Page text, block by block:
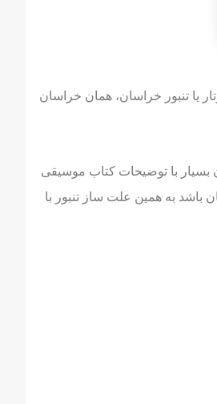
یا تنبور خراسان، همان خراسان
بسیار با توضیحات کتاب موسیقی
باشد به همین علت ساز تنبور با